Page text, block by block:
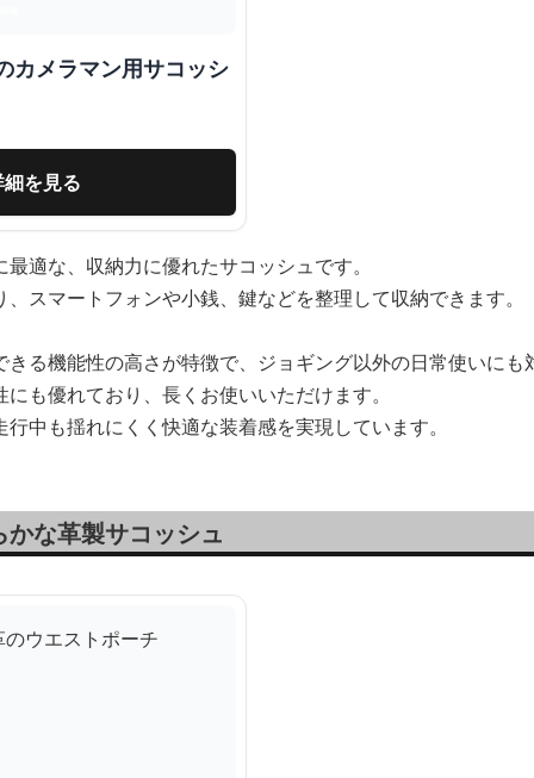
カメラマン用サコッシ
を見る
適な、収納力に優れたサコッシュです。
スマートフォンや小銭、鍵などを整理して収納できます。
る機能性の高さが特徴で、ジョギング以外の日常使いにも
も優れており、長くお使いいただけます。
中も揺れにくく快適な装着感を実現しています。
な革製サコッシュ